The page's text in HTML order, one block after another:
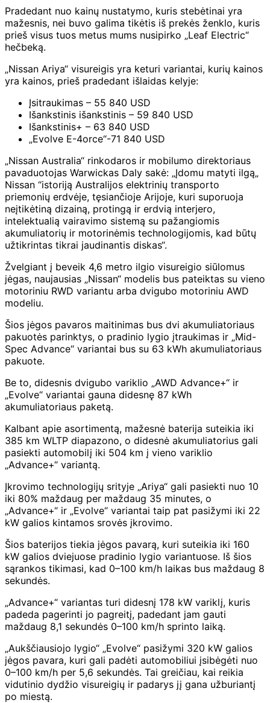
Pradedant nuo kainų nustatymo, kuris stebėtinai yra
mažesnis, nei buvo galima tikėtis iš prekės ženklo, kuris
prieš visus tuos metus mums nusipirko „Leaf Electric“
hečbeką.
„Nissan Ariya“ visureigis yra keturi variantai, kurių kainos
yra kainos, prieš pradedant išlaidas kelyje:
Įsitraukimas – 55 840 USD
Išankstinis išankstinis – 59 840 USD
Išankstinis+ – 63 840 USD
„Evolve E-4orce“-71 840 USD
„Nissan Australia“ rinkodaros ir mobilumo direktoriaus
pavaduotojas Warwickas Daly sakė: „Įdomu matyti ilgą„
Nissan “istoriją Australijos elektrinių transporto
priemonių erdvėje, tęsiančioje Arijoje, kuri suporuoja
neįtikėtiną dizainą, protingą ir erdvią interjero,
intelektualią vairavimo sistemą su pažangiomis
akumuliatorių ir motorinėmis technologijomis, kad būtų
užtikrintas tikrai jaudinantis diskas“.
Žvelgiant į beveik 4,6 metro ilgio visureigio siūlomus
jėgas, naujausias „Nissan“ modelis bus pateiktas su vieno
motoriniu RWD variantu arba dvigubo motoriniu AWD
modeliu.
Šios jėgos pavaros maitinimas bus dvi akumuliatoriaus
pakuotės parinktys, o pradinio lygio įtraukimas ir „Mid-
Spec Advance“ variantai bus su 63 kWh akumuliatoriaus
pakuote.
Be to, didesnis dvigubo variklio „AWD Advance+“ ir
„Evolve“ variantai gauna didesnę 87 kWh
akumuliatoriaus paketą.
Kalbant apie asortimentą, mažesnė baterija suteikia iki
385 km WLTP diapazono, o didesnė akumuliatorius gali
pasiekti automobilį iki 504 km į vieno variklio
„Advance+“ variantą.
Įkrovimo technologijų srityje „Ariya“ gali pasiekti nuo 10
iki 80% maždaug per maždaug 35 minutes, o
„Advance+“ ir „Evolve“ variantai taip pat pasižymi iki 22
kW galios kintamos srovės įkrovimo.
Šios baterijos tiekia jėgos pavarą, kuri suteikia iki 160
kW galios dviejuose pradinio lygio variantuose. Iš šios
sąrankos tikimasi, kad 0–100 km/h laikas bus maždaug 8
sekundės.
„Advance+“ variantas turi didesnį 178 kW variklį, kuris
padeda pagerinti jo pagreitį, padedant jam gauti
maždaug 8,1 sekundės 0–100 km/h sprinto laiką.
„Aukščiausiojo lygio“ „Evolve“ pasižymi 320 kW galios
jėgos pavara, kuri gali padėti automobiliui įsibėgėti nuo
0–100 km/h per 5,6 sekundės. Tai greičiau, kai reikia
vidutinio dydžio visureigių ir padarys jį gana užburiantį
po miestą.